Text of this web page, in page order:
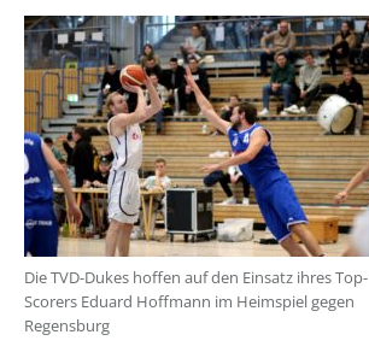
Die TVD-Dukes hoffen auf den Einsatz ihres Top-
Scorers Eduard Hoffmann im Heimspiel gegen
Regensburg